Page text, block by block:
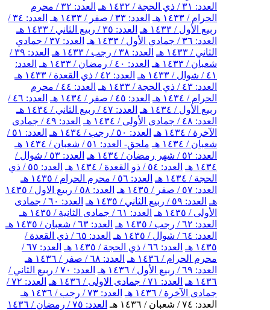
العدد: ٣١ / ذي الحجة / ١٤٣٢ هـ
العدد: ٣٢ / محرم
الحرام / ١٤٣٣ هـ
العدد: ٣٣ / صفر / ١٤٣٣ هـ
العدد: ٣٤ /
ربيع الأول / ١٤٣٣ هـ
العدد: ٣٥ / ربيع الثاني / ١٤٣٣ هـ
العدد: ٣٦ / جمادي الأول / ١٤٣٣ هـ
العدد: ٣٧ / جمادي
الثاني / ١٤٣٣ هـ
العدد: ٣٨ / رجب / ١٤٣٣ هـ
العدد: ٣٩ /
شعبان / ١٤٣٣ هـ
العدد: ٤٠ / رمضان / ١٤٣٣ هـ
العدد:
٤١ / شوال / ١٤٣٣ هـ
العدد: ٤٢ / ذي القعدة / ١٤٣٣ هـ
العدد: ٤٣ / ذي الحجة / ١٤٣٣ هـ
العدد: ٤٤ / محرم
الحرام / ١٤٣٤ هـ
العدد: ٤٥ / صفر / ١٤٣٤ هـ
العدد: ٤٦ /
ربيع الأول / ١٤٣٤ هـ
العدد: ٤٧ / ربيع الثاني / ١٤٣٤ هـ
العدد: ٤٨ / جمادى الأولى / ١٤٣٤ هـ
العدد: ٤٩ / جمادى
الآخرة / ١٤٣٤ هـ
العدد: ٥٠ / رجب / ١٤٣٤ هـ
العدد: ٥١ /
شعبان / ١٤٣٤ هـ
ملحق- العدد: ٥١ / شعبان / ١٤٣٤ هـ
العدد: ٥٢ / شهر رمضان / ١٤٣٤ هـ
العدد: ٥٣ / شوال /
١٤٣٤ هـ
العدد: ٥٤ / ذو القعدة / ١٤٣٤ هـ
العدد: ٥٥ / ذي
الحجة / ١٤٣٤ هـ
العدد: ٥٦ / محرم الحرام / ١٤٣٥ هـ
العدد: ٥٧ / صفر / ١٤٣٥ هـ
العدد: ٥٨ / ربيع الاول / ١٤٣٥
هـ العدد: ٥٩ / ربيع الثاني / ١٤٣٥ هـ
العدد: ٦٠ / جمادى
الأولى / ١٤٣٥ هـ
العدد: ٦١ / جمادى الثانية / ١٤٣٥ هـ
العدد: ٦٢ / رجب / ١٤٣٥ هـ
العدد: ٦٣ / شعبان / ١٤٣٥ هـ
العدد: ٦٤ / شوال / ١٤٣٥ هـ
العدد: ٦٥ / ذي القعدة /
١٤٣٥ هـ
العدد: ٦٦ / ذي الحجة / ١٤٣٥ هـ
العدد: ٦٧ /
محرم الحرام / ١٤٣٦ هـ
العدد: ٦٨ / صفر / ١٤٣٦ هـ
العدد: ٦٩ / ربيع الأول / ١٤٣٦ هـ
العدد: ٧٠ / ربيع الثاني /
١٤٣٦ هـ
العدد: ٧١ / جمادى الاولى / ١٤٣٦ هـ
العدد: ٧٢ /
جمادى الآخرة / ١٤٣٦ هـ
العدد: ٧٣ / رجب / ١٤٣٦ هـ
العدد: ٧٤ / شعبان / ١٤٣٦ هـ
العدد: ٧٥ / رمضان / ١٤٣٦